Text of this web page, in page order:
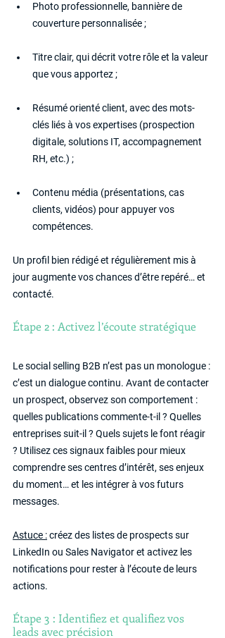
Photo professionnelle, bannière de
couverture personnalisée ;
Titre clair, qui décrit votre rôle et la valeur
que vous apportez ;
Résumé orienté client, avec des mots-
clés liés à vos expertises (prospection
digitale, solutions IT, accompagnement
RH, etc.) ;
Contenu média (présentations, cas
clients, vidéos) pour appuyer vos
compétences.
Un profil bien rédigé et régulièrement mis à
jour augmente vos chances d’être repéré… et
contacté.
Étape 2 : Activez l’écoute stratégique
Le social selling B2B n’est pas un monologue :
c’est un dialogue continu. Avant de contacter
un prospect, observez son comportement :
quelles publications commente-t-il ? Quelles
entreprises suit-il ? Quels sujets le font réagir
? Utilisez ces signaux faibles pour mieux
comprendre ses centres d’intérêt, ses enjeux
du moment… et les intégrer à vos futurs
messages.
Astuce : créez des listes de prospects sur
LinkedIn ou Sales Navigator et activez les
notifications pour rester à l’écoute de leurs
actions.
Étape 3 : Identifiez et qualifiez vos
leads avec précision